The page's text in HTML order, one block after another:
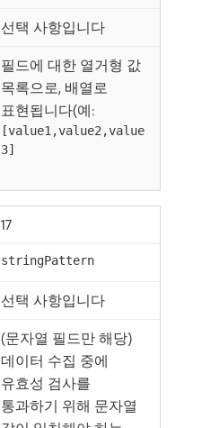
선택 사항입니다
필드에 대한 열거형 값
목록으로, 배열로
표현됩니다(예:
[value1,value2,value
3]
17
stringPattern
선택 사항입니다
(문자열 필드만 해당)
데이터 수집 중에
유효성 검사를
통과하기 위해 문자열